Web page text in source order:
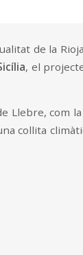
de la
, el
Llebre, com
collita